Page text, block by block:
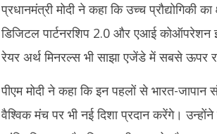
प्रधानमंत्री मोदी ने कहा कि उच्च प्रौद्योगिकी
डिजिटल पार्टनरशिप 2.0 और एआई कोऑपरेशन
रेयर अर्थ मिनरल्स भी साझा एजेंडे में सबसे ऊपर
पीएम मोदी ने कहा कि इन पहलों से भारत-
वैश्विक मंच पर भी नई दिशा प्रदान करेंगे। उन्होंने